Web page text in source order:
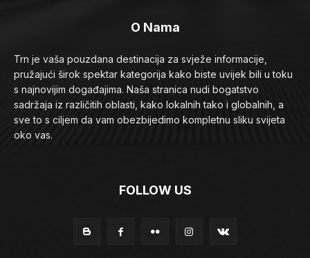
O Nama
Trn je vaša pouzdana destinacija za svježe informacije,
pružajući širok spektar kategorija kako biste uvijek bili u toku
s najnovijim događajima. Naša stranica nudi bogatstvo
sadržaja iz različitih oblasti, kako lokalnih tako i globalnih, a
sve to s ciljem da vam obezbijedimo kompletnu sliku svijeta
oko vas.
FOLLOW US